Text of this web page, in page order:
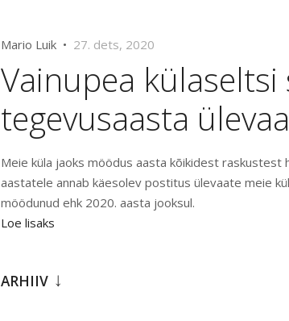
Mario Luik • 27. dets, 2020
Vainupea
tegevusaasta
Meie küla jaoks möödus aasta kõikidest
aastatele annab käesolev postitus ülevaate meie
möödunud ehk 2020. aasta jooksul.
Loe lisaks
ARHIIV